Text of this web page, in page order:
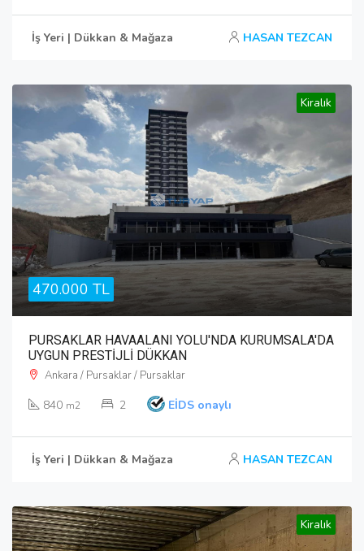
İş Yeri | Dükkan & Mağaza HASAN TEZCAN
Kiralık
470.000 TL
PURSAKLAR HAVAALANI YOLU'NDA KURUMSALA'DA
UYGUN PRESTİJLİ DÜKKAN
Ankara / Pursaklar / Pursaklar
840 m2 2 EİDS onaylı
İş Yeri | Dükkan & Mağaza HASAN TEZCAN
Kiralık